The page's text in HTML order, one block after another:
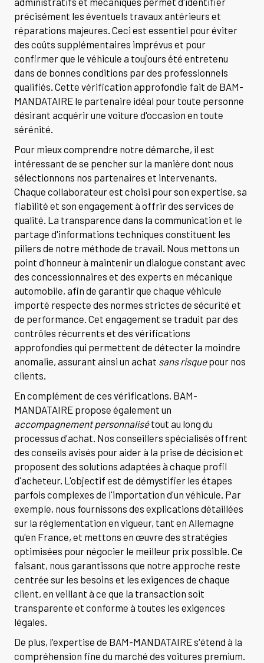
précisément les éventuels travaux antérieurs et
réparations majeures. Ceci est essentiel pour éviter
des coûts supplémentaires imprévus et pour
confirmer que le véhicule a toujours été entretenu
dans de bonnes conditions par des professionnels
qualifiés. Cette vérification approfondie fait de BAM-
MANDATAIRE le partenaire idéal pour toute personne
désirant acquérir une voiture d'occasion en toute
sérénité.
Pour mieux comprendre notre démarche, il est
intéressant de se pencher sur la manière dont nous
sélectionnons nos partenaires et intervenants.
Chaque collaborateur est choisi pour son expertise, sa
fiabilité et son engagement à offrir des services de
qualité. La transparence dans la communication et le
partage d'informations techniques constituent les
piliers de notre méthode de travail. Nous mettons un
point d'honneur à maintenir un dialogue constant avec
des concessionnaires et des experts en mécanique
automobile, afin de garantir que chaque véhicule
importé respecte des normes strictes de sécurité et
de performance. Cet engagement se traduit par des
contrôles récurrents et des vérifications
approfondies qui permettent de détecter la moindre
anomalie, assurant ainsi un achat sans risquepour nos
clients.
En complément de ces vérifications, BAM-
MANDATAIRE propose également un
accompagnement personnalisétout au long du
processus d'achat. Nos conseillers spécialisés offrent
des conseils avisés pour aider à la prise de décision et
proposent des solutions adaptées à chaque profil
d'acheteur. L'objectif est de démystifier les étapes
parfois complexes de l'importation d'un véhicule. Par
exemple, nous fournissons des explications détaillées
sur la réglementation en vigueur, tant en Allemagne
qu'en France, et mettons en œuvre des stratégies
optimisées pour négocier le meilleur prix possible. Ce
faisant, nous garantissons que notre approche reste
centrée sur les besoins et les exigences de chaque
client, en veillant à ce que la transaction soit
transparente et conforme à toutes les exigences
légales.
De plus, l'expertise de BAM-MANDATAIRE s'étend à la
compréhension fine du marché des voitures premium.